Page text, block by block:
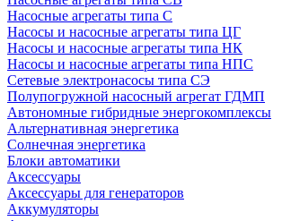
Насосные агрегаты типа С
Насосы и насосные агрегаты типа ЦГ
Насосы и насосные агрегаты типа НК
Насосы и насосные агрегаты типа НПС
Сетевые электронасосы типа СЭ
Полупогружной насосный агрегат ГДМП
Автономные гибридные энергокомплексы
Альтернативная энергетика
Солнечная энергетика
Блоки автоматики
Аксессуары
Аксессуары для генераторов
Аккумуляторы